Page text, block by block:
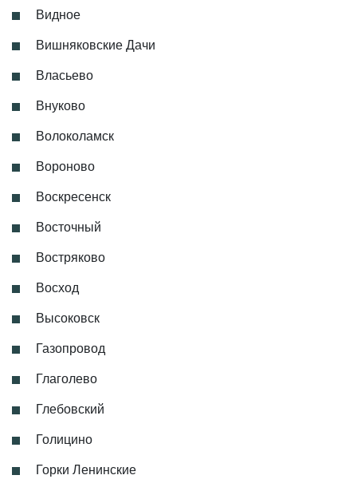
Видное
Вишняковские Дачи
Власьево
Внуково
Волоколамск
Вороново
Воскресенск
Восточный
Востряково
Восход
Высоковск
Газопровод
Глаголево
Глебовский
Голицино
Горки Ленинские